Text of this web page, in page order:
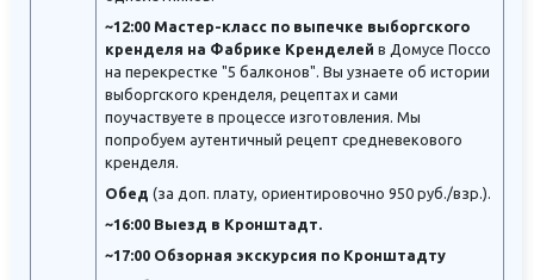
~12:00 Мастер-класс по выпечке выборгского
кренделя на Фабрике Кренделей в Домусе Поссо
на перекрестке "5 балконов". Вы узнаете об истории
выборгского кренделя, рецептах и сами
поучаствуете в процессе изготовления. Мы
попробуем аутентичный рецепт средневекового
кренделя.
Обед (за доп. плату, ориентировочно 950 руб./взр.).
~16:00 Выезд в Кронштадт.
~17:00 Обзорная экскурсия по Кронштадту